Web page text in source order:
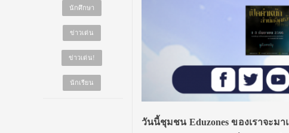
นักศึกษา
ข่าวเด่น
ข่าวเด่น!
นักเรียน
วันนี้ชุมชน Eduzones ของเราจะม